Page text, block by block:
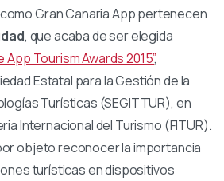
Gran Canaria App pertenecen
, que acaba de ser elegida
App Tourism Awards 2015”,
Estatal para la Gestión de la
Turísticas (SEGITTUR), en
Internacional del Turismo (FITUR).
objeto reconocer la importancia
turísticas en dispositivos